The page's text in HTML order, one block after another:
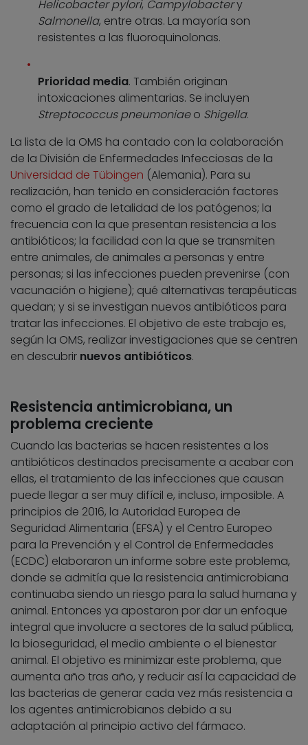
Helicobacter pylori, Campylobactery
Salmonella, entre otras. La mayoría son
resistentes a las fluoroquinolonas.
Prioridad media. También originan
intoxicaciones alimentarias. Se incluyen
Streptococcus pneumoniaeo Shigella.
La lista de la OMS ha contado con la colaboración
de la División de Enfermedades Infecciosas de la
Universidad de Tübingen (Alemania). Para su
realización, han tenido en consideración factores
como el grado de letalidad de los patógenos; la
frecuencia con la que presentan resistencia a los
antibióticos; la facilidad con la que se transmiten
entre animales, de animales a personas y entre
personas; si las infecciones pueden prevenirse (con
vacunación o higiene); qué alternativas terapéuticas
quedan; y si se investigan nuevos antibióticos para
tratar las infecciones. El objetivo de este trabajo es,
según la OMS, realizar investigaciones que se centren
en descubrir nuevos antibióticos.
Resistencia antimicrobiana, un
problema creciente
Cuando las bacterias se hacen resistentes a los
antibióticos destinados precisamente a acabar con
ellas, el tratamiento de las infecciones que causan
puede llegar a ser muy difícil e, incluso, imposible. A
principios de 2016, la Autoridad Europea de
Seguridad Alimentaria (EFSA) y el Centro Europeo
para la Prevención y el Control de Enfermedades
(ECDC) elaboraron un informe sobre este problema,
donde se admitía que la resistencia antimicrobiana
continuaba siendo un riesgo para la salud humana y
animal. Entonces ya apostaron por dar un enfoque
integral que involucre a sectores de la salud pública,
la bioseguridad, el medio ambiente o el bienestar
animal. El objetivo es minimizar este problema, que
aumenta año tras año, y reducir así la capacidad de
las bacterias de generar cada vez más resistencia a
los agentes antimicrobianos debido a su
adaptación al principio activo del fármaco.